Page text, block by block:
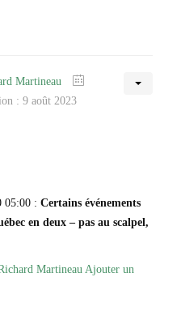
Martineau
: 9 août 2023
05:00 : Certains événements
en deux – pas au scalpel,
Martineau Ajouter un